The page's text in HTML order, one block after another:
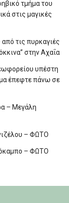
τμήμα του
στις μαγικές
τις πυρκαγιές
στην Αχαΐα
υπέστη
έπεφτε πάνω σε
– Μεγάλη
– ΦΩΤΟ
– ΦΩΤΟ